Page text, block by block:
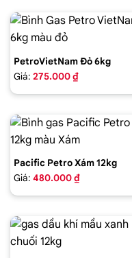
PetroVietNam Đỏ 6kg
Giá: 275.000 ₫
Pacific Petro Xám 12kg
Giá: 480.000 ₫